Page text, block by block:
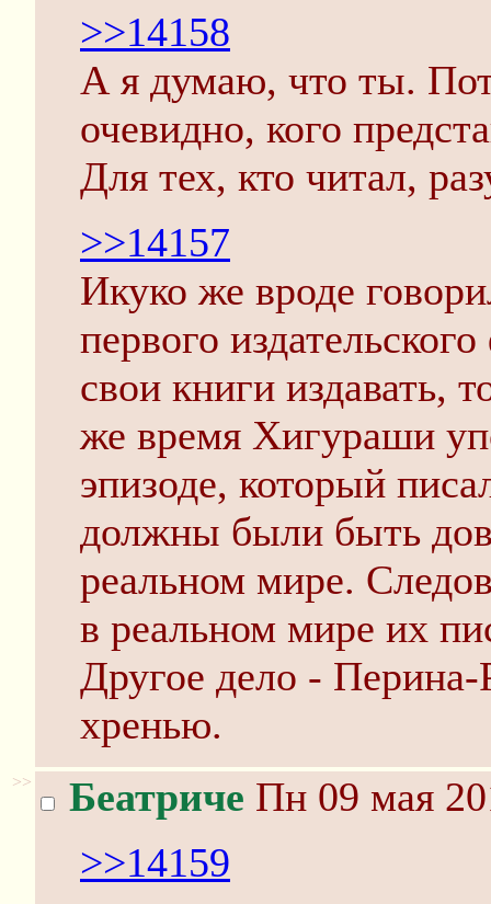
>>14158
А я думаю, что ты.
очевидно, кого
Для тех, кто читал,
>>14157
Икуко же вроде
первого
свои книги издавать,
же время Хигураши
эпизоде, который
должны были быть
реальном мире.
в реальном мире их
Другое дело -
хренью.
>> Беатриче Пн 09 мая
>>14159